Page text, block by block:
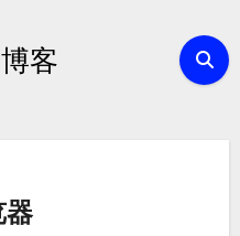
客
器